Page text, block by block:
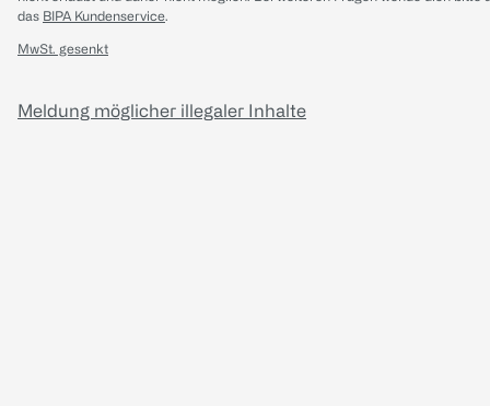
das BIPA Kundenservice.
MwSt. gesenkt
Meldung möglicher illegaler Inhalte